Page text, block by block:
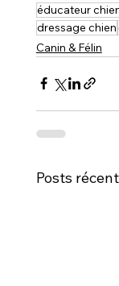
éducateur
dressage chien
Canin & Félin
Posts